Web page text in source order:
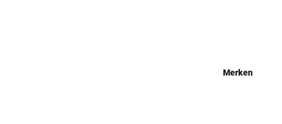
Merken